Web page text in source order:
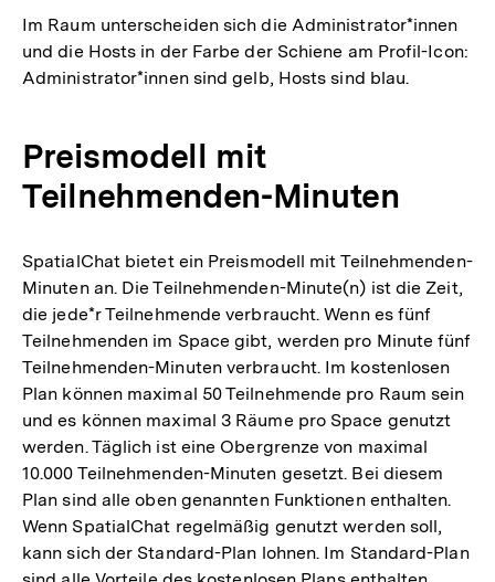
Im Raum unterscheiden sich die Administrator*innen
und die Hosts in der Farbe der Schiene am Profil-Icon:
Administrator*innen sind gelb, Hosts sind blau.
Preismodell mit
Teilnehmenden-Minuten
SpatialChat bietet ein Preismodell mit Teilnehmenden-
Minuten an. Die Teilnehmenden-Minute(n) ist die Zeit,
die jede*r Teilnehmende verbraucht. Wenn es fünf
Teilnehmenden im Space gibt, werden pro Minute fünf
Teilnehmenden-Minuten verbraucht. Im kostenlosen
Plan können maximal 50 Teilnehmende pro Raum sein
und es können maximal 3 Räume pro Space genutzt
werden. Täglich ist eine Obergrenze von maximal
10.000 Teilnehmenden-Minuten gesetzt. Bei diesem
Plan sind alle oben genannten Funktionen enthalten.
Wenn SpatialChat regelmäßig genutzt werden soll,
kann sich der Standard-Plan lohnen. Im Standard-Plan